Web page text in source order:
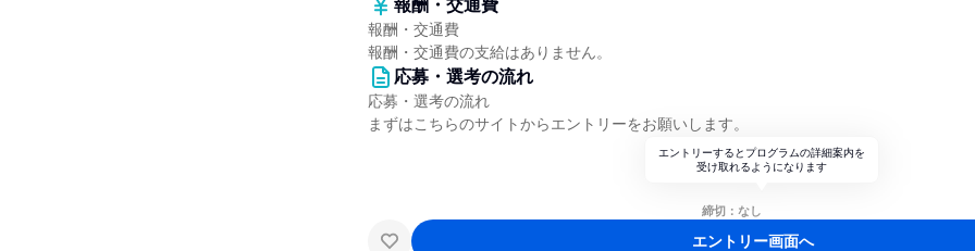
報酬・交通費
報酬・交通費
報酬・交通費の支給はありません。
応募・選考の流れ
応募・選考の流れ
まずはこちらのサイトからエントリーをお願いします。
エントリーするとプログラムの詳細案内を
受け取れるようになります
締切：なし
エントリー画面へ